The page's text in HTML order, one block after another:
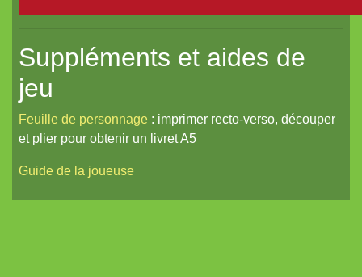
Suppléments et aides de
jeu
Feuille de personnage : imprimer recto-verso, découper
et plier pour obtenir un livret A5
Guide de la joueuse